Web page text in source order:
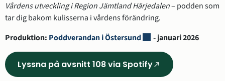
Vårdens utveckling i Region Jämtland Härjedalen – podden som
tar dig bakom kulisserna i vårdens förändring.
Produktion: Poddverandan i ÖstersundLänk till annan
- januari 2026
Lyssna på avsnitt 108 via Spotify
(Länk